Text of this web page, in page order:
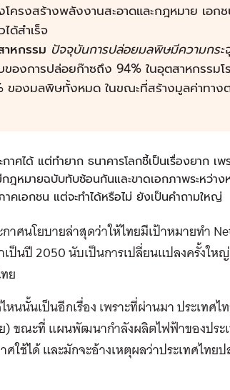
รงสร้างพลังงานสะอาดและกฎหมาย เอกช
ด้สำเร็จ
หกรรม ปัจจุบันการปล่อยมลพิษมีความกระ
งการปล่อยก๊าซถึง 94% ในอุตสาหกรรมโ
องมลพิษทั้งหมด ในขณะที่สร้างมูลค่าทาง
ศได้ แต่ทำยาก ธนาคารโลกชี้เป็นเรื่องยาก เพร
มายฉบับทับซ้อนกันและขาดเอกภาพระหว่าง
คเอกชน แต่จะทำได้หรือไม่ ยังเป็นคำถามใหญ่
ศนโยบายล่าสุดว่าให้ไทยมีเป้าหมายทำ
ป็นปี 2050 นับเป็นการเปลี่ยนแปลงครั้งให
ย
นนั้นเป็นอีกเรื่อง เพราะที่ผ่านมา ประเทศไ
ขณะที่ แผนพัฒนากำลังผลิตไฟฟ้าของประ
ใช้ได้ และมักจะอ้างเหตุผลว่าประเทศไทย